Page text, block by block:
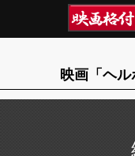
映画「ヘ